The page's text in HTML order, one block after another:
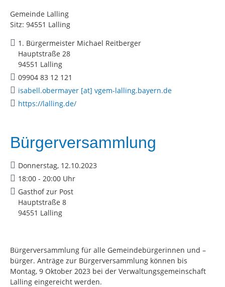
Gemeinde Lalling
Sitz: 94551 Lalling
1. Bürgermeister Michael Reitberger
Hauptstraße 28
94551 Lalling
09904 83 12 121
isabell.obermayer [at] vgem-lalling.bayern.de
https://lalling.de/
Bürgerversammlung
Donnerstag, 12.10.2023
18:00 - 20:00 Uhr
Gasthof zur Post
Hauptstraße 8
94551 Lalling
Bürgerversammlung für alle Gemeindebürgerinnen und –
bürger. Anträge zur Bürgerversammlung können bis
Montag, 9 Oktober 2023 bei der Verwaltungsgemeinschaft
Lalling eingereicht werden.